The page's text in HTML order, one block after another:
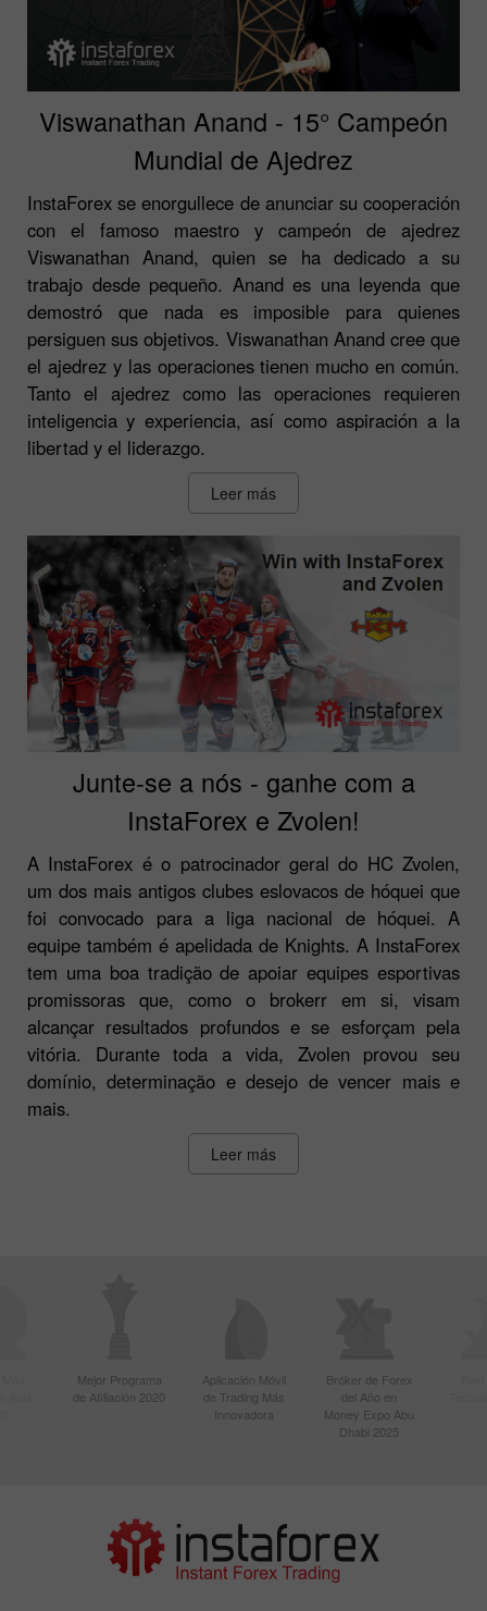
Viswanathan Anand - 15° Campeón
Mundial de Ajedrez
InstaForex se enorgullece de anunciar su cooperación
con el famoso maestro y campeón de ajedrez
Viswanathan Anand, quien se ha dedicado a su
trabajo desde pequeño. Anand es una leyenda que
demostró que nada es imposible para quienes
persiguen sus objetivos. Viswanathan Anand cree que
el ajedrez y las operaciones tienen mucho en común.
Tanto el ajedrez como las operaciones requieren
inteligencia y experiencia, así como aspiración a la
libertad y el liderazgo.
Leer más
Junte-se a nós - ganhe com a
InstaForex e Zvolen!
A InstaForex é o patrocinador geral do HC Zvolen,
um dos mais antigos clubes eslovacos de hóquei que
foi convocado para a liga nacional de hóquei. A
equipe também é apelidada de Knights. A InstaForex
tem uma boa tradição de apoiar equipes esportivas
promissoras que, como o brokerr em si, visam
alcançar resultados profundos e se esforçam pela
vitória. Durante toda a vida, Zvolen provou seu
domínio, determinação e desejo de vencer mais e
mais.
Leer más
Mejor Programa
de Afiliación 2020
Aplicación Móvil
de Trading Más
Innovadora
Bróker de Forex
del Año en
Money Expo Abu
Dhabi 2025